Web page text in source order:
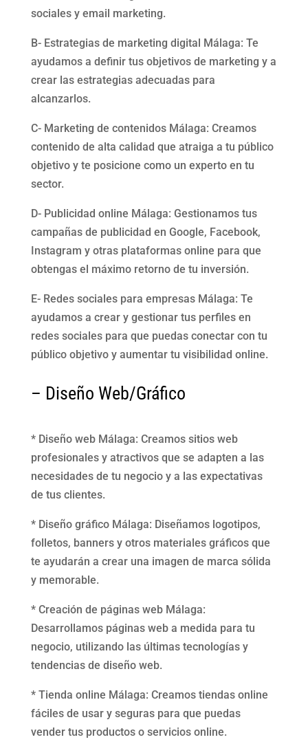
sociales y email marketing.
B- Estrategias de marketing digital Málaga: Te
ayudamos a definir tus objetivos de marketing y a
crear las estrategias adecuadas para
alcanzarlos.
C- Marketing de contenidos Málaga: Creamos
contenido de alta calidad que atraiga a tu público
objetivo y te posicione como un experto en tu
sector.
D- Publicidad online Málaga: Gestionamos tus
campañas de publicidad en Google, Facebook,
Instagram y otras plataformas online para que
obtengas el máximo retorno de tu inversión.
E- Redes sociales para empresas Málaga: Te
ayudamos a crear y gestionar tus perfiles en
redes sociales para que puedas conectar con tu
público objetivo y aumentar tu visibilidad online.
– Diseño Web/Gráfico
* Diseño web Málaga: Creamos sitios web
profesionales y atractivos que se adapten a las
necesidades de tu negocio y a las expectativas
de tus clientes.
* Diseño gráfico Málaga: Diseñamos logotipos,
folletos, banners y otros materiales gráficos que
te ayudarán a crear una imagen de marca sólida
y memorable.
* Creación de páginas web Málaga:
Desarrollamos páginas web a medida para tu
negocio, utilizando las últimas tecnologías y
tendencias de diseño web.
* Tienda online Málaga: Creamos tiendas online
fáciles de usar y seguras para que puedas
vender tus productos o servicios online.